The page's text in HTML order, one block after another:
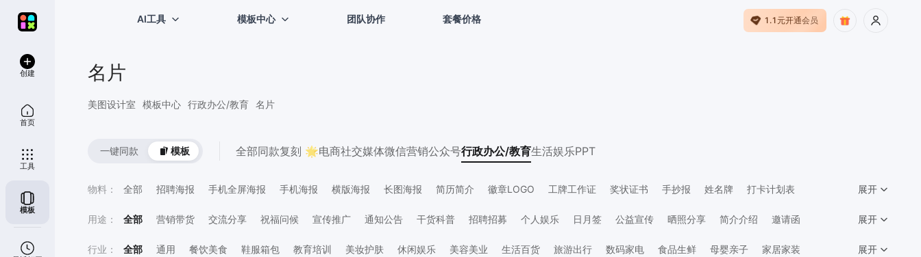
创建
首页
工具
模板
AI工具 模板中心 团队协作 套餐价格 1.1元开通会员
名片
美图设计室 模板中心 行政办公/教育 名片
一键同款 模板 全部同款复刻 🌟电商社交媒体微信营销公众号行政办公/教育生活娱乐PPT
物料 ： 全部 招聘海报 手机全屏海报 手机海报 横版海报 长图海报 简历简介 徽章LOGO 工牌工作证 奖状证书 手抄报 姓名牌
打卡计划表
展开
用途 ： 全部 营销带货 交流分享 祝福问候 宣传推广 通知公告 干货科普 招聘招募 个人娱乐 日月签 公益宣传 晒照分享 简介介绍
邀请函
展开
行业 ： 全部 通用 餐饮美食 鞋服箱包 教育培训 美妆护肤 休闲娱乐 美容美业 生活百货 旅游出行 数码家电 食品生鲜 母婴亲子
家居家装
展开